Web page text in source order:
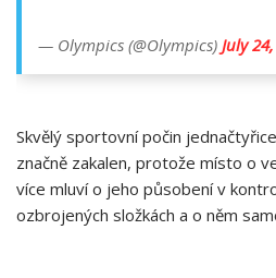
— Olympics (@Olympics) July
Skvělý sportovní počin
značně zakalen, protože místo o
více mluví o jeho působení v
ozbrojených složkách a o něm